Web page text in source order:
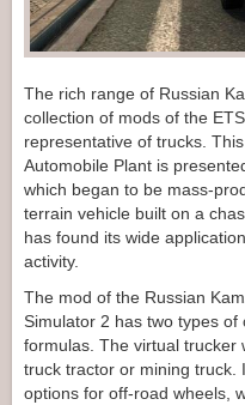
The rich range of Russian
collection of mods of the
representative of trucks.
Automobile Plant is
which began to be mass-
terrain vehicle built on a
has found its wide
activity.
The mod of the Russian
Simulator 2 has two types
formulas. The virtual trucker
truck tractor or mining truck.
options for off-road wheels,